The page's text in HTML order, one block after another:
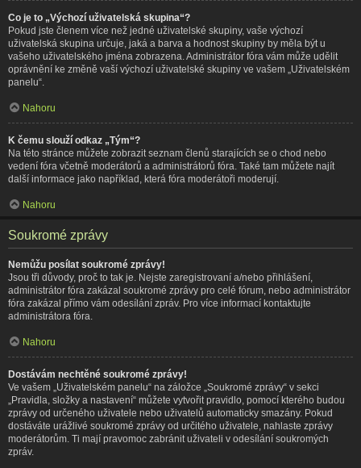
Co je to „Výchozí uživatelská skupina“?
Pokud jste členem více než jedné uživatelské skupiny, vaše výchozí
uživatelská skupina určuje, jaká a barva a hodnost skupiny by měla být u
vašeho uživatelského jména zobrazena. Administrátor fóra vám může udělit
oprávnění ke změně vaší výchozí uživatelské skupiny ve vašem „Uživatelském
panelu“.
Nahoru
K čemu slouží odkaz „Tým“?
Na této stránce můžete zobrazit seznam členů starajících se o chod nebo
vedení fóra včetně moderátorů a administrátorů fóra. Také tam můžete najít
další informace jako například, která fóra moderátoři moderují.
Nahoru
Soukromé zprávy
Nemůžu posílat soukromé zprávy!
Jsou tři důvody, proč to tak je. Nejste zaregistrovaní a/nebo přihlášení,
administrátor fóra zakázal soukromé zprávy pro celé fórum, nebo administrátor
fóra zakázal přímo vám odesílání zpráv. Pro více informací kontaktujte
administrátora fóra.
Nahoru
Dostávám nechtěné soukromé zprávy!
Ve vašem „Uživatelském panelu“ na záložce „Soukromé zprávy“ v sekci
„Pravidla, složky a nastavení“ můžete vytvořit pravidlo, pomocí kterého budou
zprávy od určeného uživatele nebo uživatelů automaticky smazány. Pokud
dostáváte urážlivé soukromé zprávy od určitého uživatele, nahlaste zprávy
moderátorům. Ti mají pravomoc zabránit uživateli v odesílání soukromých
zpráv.